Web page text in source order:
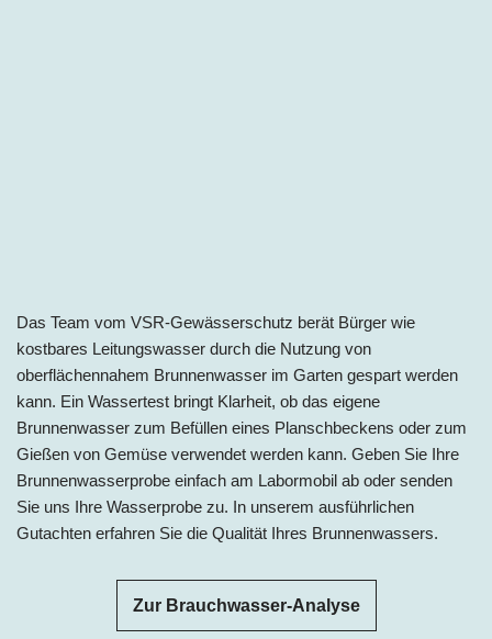
Das Team vom VSR-Gewässerschutz berät Bürger wie
kostbares Leitungswasser durch die Nutzung von
oberflächennahem Brunnenwasser im Garten gespart werden
kann. Ein Wassertest bringt Klarheit, ob das eigene
Brunnenwasser zum Befüllen eines Planschbeckens oder zum
Gießen von Gemüse verwendet werden kann. Geben Sie Ihre
Brunnenwasserprobe einfach am Labormobil ab oder senden
Sie uns Ihre Wasserprobe zu. In unserem ausführlichen
Gutachten erfahren Sie die Qualität Ihres Brunnenwassers.
Zur Brauchwasser-Analyse